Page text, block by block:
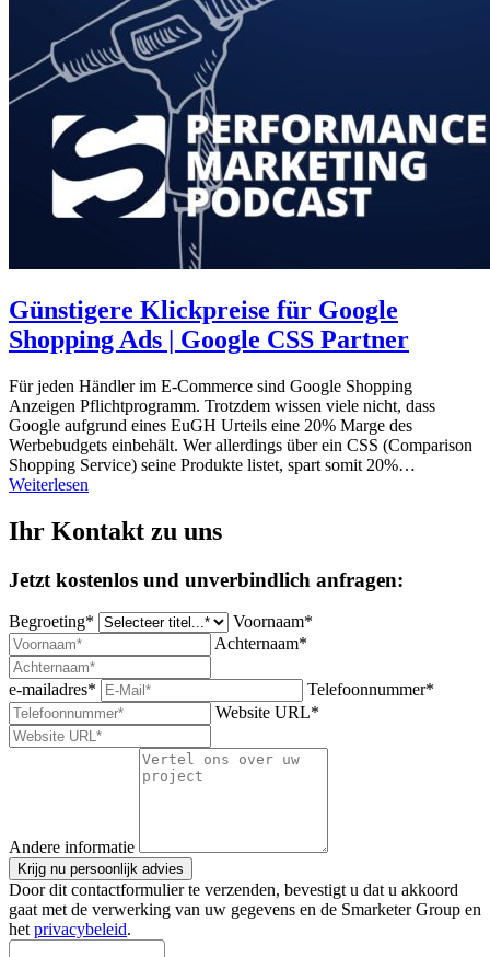
Günstigere Klickpreise für Google
Shopping Ads | Google CSS Partner
Für jeden Händler im E-Commerce sind Google Shopping
Anzeigen Pflichtprogramm. Trotzdem wissen viele nicht, dass
Google aufgrund eines EuGH Urteils eine 20% Marge des
Werbebudgets einbehält. Wer allerdings über ein CSS (Comparison
Shopping Service) seine Produkte listet, spart somit 20%…
Weiterlesen
Ihr Kontakt zu uns
Jetzt kostenlos und unverbindlich anfragen:
Begroeting*
Voornaam*
Achternaam*
e-mailadres*
Telefoonnummer*
Website URL*
Andere informatie
Krijg nu persoonlijk advies
Door dit contactformulier te verzenden, bevestigt u dat u akkoord
gaat met de verwerking van uw gegevens en de Smarketer Group en
het privacybeleid.